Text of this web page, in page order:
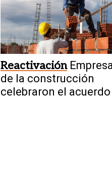
Reactivación
de la construcción
celebraron el